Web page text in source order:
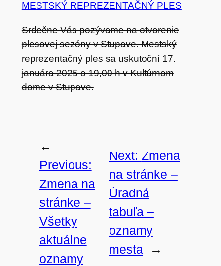
MESTSKÝ REPREZENTAČNÝ PLES
Srdečne Vás pozývame na otvorenie
plesovej sezóny v Stupave. Mestský
reprezentačný ples sa uskutoční 17.
januára 2025 o 19,00 h v Kultúrnom
dome v Stupave.
←
Previous:
Zmena na
stránke –
Všetky
aktuálne
oznamy
Next: Zmena
na stránke –
Úradná
tabuľa –
oznamy
mesta
→